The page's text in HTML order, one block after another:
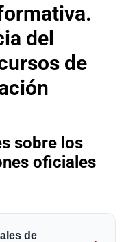
del
de
sobre los
oficiales
de